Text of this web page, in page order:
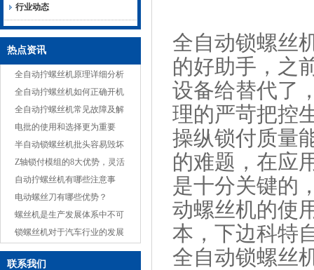
行业动态
热点资讯
全自动拧螺丝机原理详细分析
全自动拧螺丝机如何正确开机
全自动拧螺丝机常见故障及解
决方案
电批的使用和选择更为重要
半自动锁螺丝机批头容易毁坏
的原因
Z轴锁付模组的8大优势，灵活
适应多种产品
自动拧螺丝机有哪些注意事
项？
电动螺丝刀有哪些优势？
螺丝机是生产发展体系中不可
或缺的机械设备
锁螺丝机对于汽车行业的发展
联系我们
全自动锁螺丝
的好助手，之
设备给替代了
理的严苛把控
操纵锁付质量
的难题，在应
是十分关键的
动螺丝机的使
本，下边科特
全自动锁螺丝